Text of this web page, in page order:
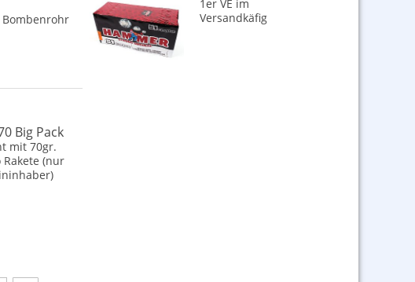
Bombenrohr
1er VE im
Versandkäfig
Big Pack
mit 70gr.
Rakete (nur